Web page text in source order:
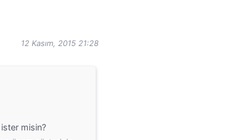
12 Kasım, 2015 21:28
misin?